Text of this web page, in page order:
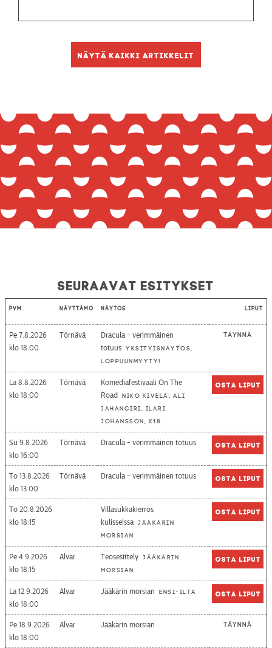
Näytä kaikki artikkelit
Seuraavat esitykset
Pvm Näyttämö Näytös Liput
Pe 7.8.2026
18:00
Törnävä
Dracula - verimmäinen
totuus Yksityisnäytös,
loppuunmyyty!
Täynnä
La 8.8.2026
18:00
Törnävä
Komediafestivaali On The
Road
Niko Kivelä, Ali
Jahangiri, Ilari
Johansson, K18
Osta liput
Su 9.8.2026
16:00
Törnävä Dracula - verimmäinen totuus Osta liput
To 13.8.2026
13:00
Törnävä Dracula - verimmäinen totuus Osta liput
To 20.8.2026
18:15
Villasukkakierros
kulisseissa Jääkärin
morsian
Osta liput
Pe 4.9.2026
18:15
Alvar Teosesittely Jääkärin
morsian
Osta liput
La 12.9.2026
18:00
Alvar Jääkärin morsian Ensi-ilta Osta liput
Pe 18.9.2026
18:00
Alvar Jääkärin morsian Täynnä